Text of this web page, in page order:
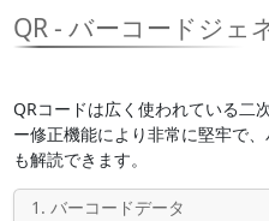
QR - バーコードジェ
QRコードは広く使われている二
ー修正機能により非常に堅牢で
も解読できます。
1. バーコードデータ